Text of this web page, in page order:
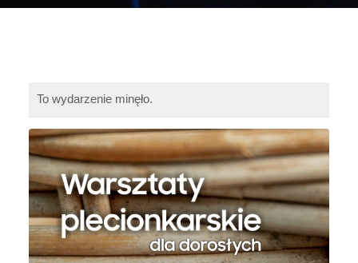
To wydarzenie minęło.